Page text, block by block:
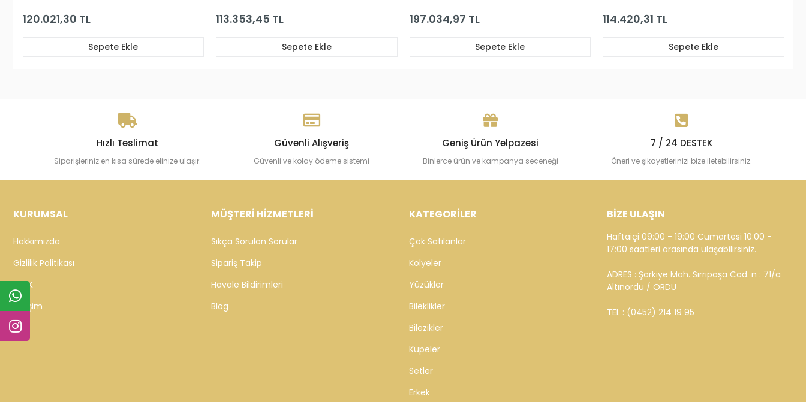
113.353,45 TL
Sepete Ekle
197.034,97 TL
Sepete Ekle
114.420,31 TL
Sepete Ekle
197.768,43 TL
Sepete Ekle
Hızlı Teslimat
Siparişleriniz en kısa sürede elinize ulaşır.
Güvenli Alışveriş
Güvenli ve kolay ödeme sistemi
Geniş Ürün Yelpazesi
Binlerce ürün ve kampanya seçeneği
7 / 24 DESTEK
Öneri ve şikayetlerinizi bize iletebilirsiniz.
KURUMSAL
Hakkımızda
Gizlilik Politikası
KVKK
İletişim
MÜŞTERİ HİZMETLERİ
Sıkça Sorulan Sorular
Sipariş Takip
Havale Bildirimleri
Blog
KATEGORİLER
Çok Satılanlar
Kolyeler
Yüzükler
Bileklikler
Bilezikler
Küpeler
Setler
Erkek
BİZE ULAŞIN
Haftaiçi 09:00 - 19:00 Cumartesi 10:00 -
17:00 saatleri arasında ulaşabilirsiniz.
ADRES : Şarkiye Mah. Sırrıpaşa Cad. n : 71/a
Altınordu / ORDU
TEL : (0452) 214 19 95